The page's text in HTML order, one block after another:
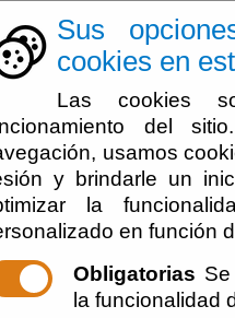
Sus
cookies en
Las cookies
del
usamos
y brindarle un
la
en función
Obligatorias
la funcionalidad